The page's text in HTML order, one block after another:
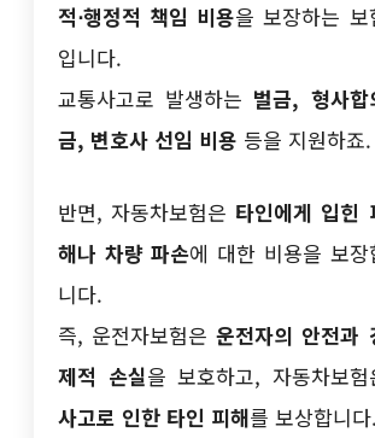
적⋅행정적 책임 비용을 보장하는 보
입니다.
교통사고로 발생하는 벌금, 형사합
금, 변호사 선임 비용 등을 지원하죠.
반면, 자동차보험은 타인에게 입힌
해나 차량 파손에 대한 비용을 보장
니다.
즉, 운전자보험은운전자의 안전과
제적 손실을 보호하고, 자동차보험
사고로 인한 타인 피해를 보상합니다.